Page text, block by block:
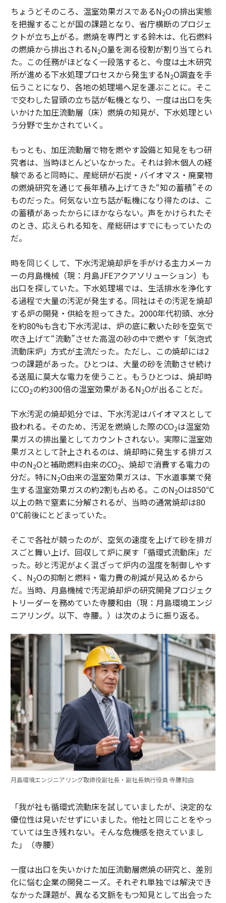
ちょうどそのころ、温室効果ガスであるN2Oの排出実態
を把握することが国の課題となり、省庁横断のプロジェ
クトが立ち上がる。燃焼を専門とする鈴木は、化石燃料
の燃焼から排出されるN2O量を測る役割が割り当てられ
た。この任務がほどなく一段落すると、今度は土木研究
所が進める下水処理プロセスから発生するN2O調査を手
伝うことになり、各地の処理場へ足を運ぶことに。そこ
で交わした冒頭の立ち話が転機となり、一度は出口を失
いかけた加圧流動層（床）燃焼の知見が、下水処理とい
う分野で生かされていく。
もっとも、加圧流動層で物を燃やす設備と知見をもつ研
究者は、当時ほとんどいなかった。それは鈴木個人の経
験であると同時に、産総研が石炭・バイオマス・廃棄物
の燃焼研究を通じて長年積み上げてきた“知の蓄積”その
ものだった。何気ない立ち話が転機になり得たのは、こ
の蓄積があったからにほかならない。声をかけられたそ
のとき、応えられる知を、産総研はすでにもっていたの
だ。
時を同じくして、下水汚泥焼却炉を手がける主力メーカ
ーの月島機械（現：月島JFEアクアソリューション）も
出口を探していた。下水処理場では、生活排水を浄化す
る過程で大量の汚泥が発生する。同社はその汚泥を焼却
する炉の開発・供給を担ってきた。2000年代初頭、水分
を約80%も含む下水汚泥は、炉の底に敷いた砂を空気で
吹き上げて“流動”させた高温の砂の中で燃やす「気泡式
流動床炉」方式が主流だった。ただし、この焼却には2
つの課題があった。ひとつは、大量の砂を流動させ続け
る送風に莫大な電力を使うこと。もうひとつは、焼却時
にCO2の約300倍の温室効果があるN2Oが出ることだ。
下水汚泥の焼却処分では、下水汚泥はバイオマスとして
扱われる。そのため、汚泥を燃焼した際のCO2は温室効
果ガスの排出量としてカウントされない。実際に温室効
果ガスとして計上されるのは、焼却時に発生する排ガス
中のN2Oと補助燃料由来のCO2、焼却で消費する電力の
分だ。特にN2O由来の温室効果ガスは、下水道事業で発
生する温室効果ガスの約2割も占める。このN2Oは850℃
以上の熱で窒素に分解されるが、当時の通常焼却は80
0℃前後にとどまっていた。
そこで各社が競ったのが、空気の速度を上げて砂を排ガ
スごと舞い上げ、回収して炉に戻す「循環式流動床」だ
った。砂と汚泥がよく混ざって炉内の温度を制御しやす
く、N2Oの抑制と燃料・電力費の削減が見込めるから
だ。当時、月島機械で汚泥焼却炉の研究開発プロジェク
トリーダーを務めていた寺腰和由（現：月島環境エンジ
ニアリング。以下、寺腰。）は次のように振り返る。
月島環境エンジニアリング取締役副社長・副社長執行役員 寺腰和由
「我が社も循環式流動床を試していましたが、決定的な
優位性は見いだせずにいました。他社と同じことをやっ
ていては生き残れない。そんな危機感を抱えていまし
た」（寺腰）
一度は出口を失いかけた加圧流動層燃焼の研究と、差別
化に悩む企業の開発ニーズ。それぞれ単独では解決でき
なかった課題が、異なる文脈をもつ知見として出会った